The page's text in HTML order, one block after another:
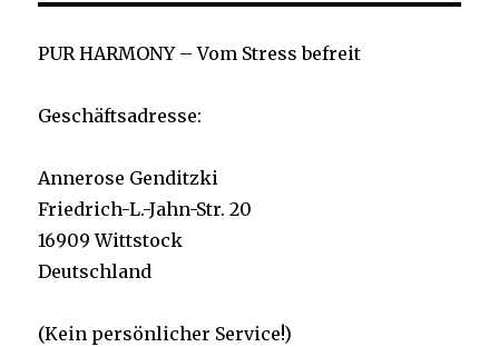
PUR HARMONY – Vom Stress befreit
Geschäftsadresse:
Annerose Genditzki
Friedrich-L.-Jahn-Str. 20
16909 Wittstock
Deutschland
(Kein persönlicher Service!)